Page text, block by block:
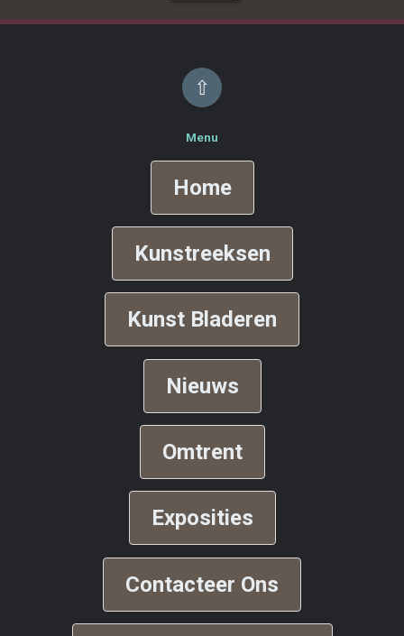
⇧
Menu
Home
Kunstreeksen
Kunst Bladeren
Nieuws
Omtrent
Exposities
Contacteer Ons